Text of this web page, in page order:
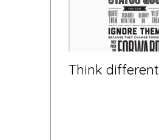
Think different